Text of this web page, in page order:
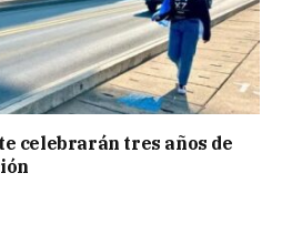
celebrarán tres años de